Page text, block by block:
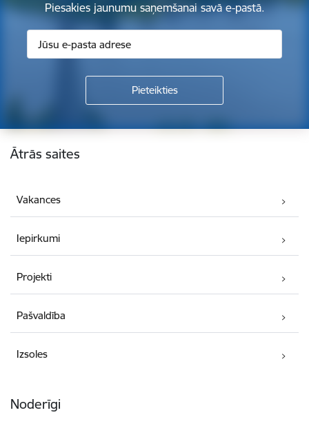
Piesakies jaunumu saņemšanai savā e-pastā.
Kājene
Ātrās saites
Vakances
Iepirkumi
Projekti
Pašvaldība
Izsoles
Noderīgi